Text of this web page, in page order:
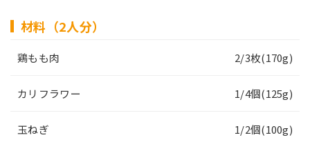
材料（2人分）
鶏もも肉 2/3枚(170g)
カリフラワー 1/4個(125g)
玉ねぎ 1/2個(100g)